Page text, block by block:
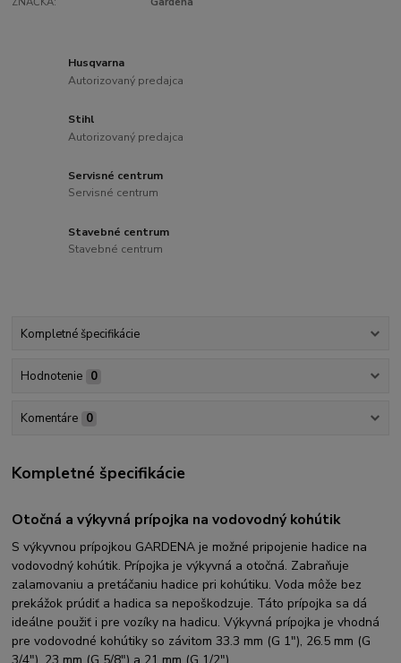
Husqvarna
Autorizovaný predajca
Stihl
Autorizovaný predajca
Servisné centrum
Servisné centrum
Stavebné centrum
Stavebné centrum
Kompletné špecifikácie
Hodnotenie 0
Komentáre 0
Kompletné špecifikácie
Otočná a výkyvná prípojka na vodovodný kohútik
S výkyvnou prípojkou GARDENA je možné pripojenie hadice na
vodovodný kohútik. Prípojka je výkyvná a otočná. Zabraňuje
zalamovaniu a pretáčaniu hadice pri kohútiku. Voda môže bez
prekážok prúdiť a hadica sa nepoškodzuje. Táto prípojka sa dá
ideálne použiť i pre vozíky na hadicu. Výkyvná prípojka je vhodná
pre vodovodné kohútiky so závitom 33.3 mm (G 1"), 26.5 mm (G